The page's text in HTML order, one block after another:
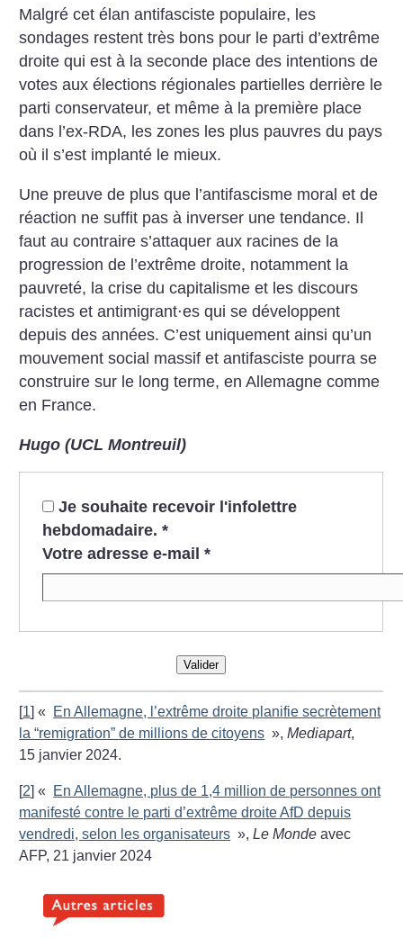
Malgré cet élan antifasciste populaire, les
sondages restent très bons pour le parti d’extrême
droite qui est à la seconde place des intentions de
votes aux élections régionales partielles derrière le
parti conservateur, et même à la première place
dans l’ex-RDA, les zones les plus pauvres du pays
où il s’est implanté le mieux.
Une preuve de plus que l’antifascisme moral et de
réaction ne suffit pas à inverser une tendance. Il
faut au contraire s’attaquer aux racines de la
progression de l’extrême droite, notamment la
pauvreté, la crise du capitalisme et les discours
racistes et antimigrant⋅es qui se développent
depuis des années. C’est uniquement ainsi qu’un
mouvement social massif et antifasciste pourra se
construire sur le long terme, en Allemagne comme
en France.
Hugo (UCL Montreuil)
Je souhaite recevoir l'infolettre
hebdomadaire. *
Votre adresse e-mail *
Valider
[1]«
En Allemagne, l’extrême droite planifie secrètement
la “remigration” de millions de citoyens », Mediapart,
15 janvier 2024.
[2]«
En Allemagne, plus de 1,4 million de personnes ont
manifesté contre le parti d’extrême droite AfD depuis
vendredi, selon les organisateurs »,Le Monde avec
AFP, 21 janvier 2024